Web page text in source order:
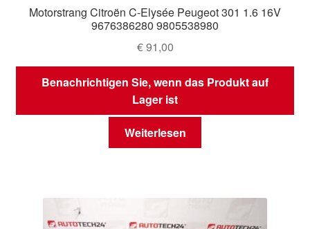
Motorstrang Citroën C-Elysée Peugeot 301 1.6 16V
9676386280 9805538980
€91,00
Benachrichtigen Sie, wenn das Produkt auf
Lager ist
Weiterlesen